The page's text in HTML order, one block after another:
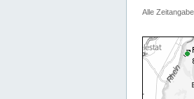
Alle